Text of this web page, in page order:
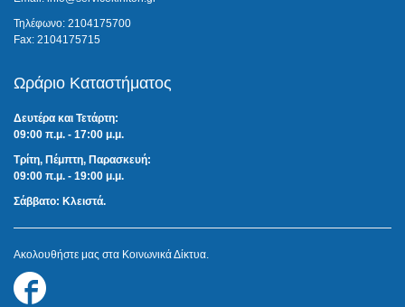
Τηλέφωνο: 2104175700
Fax: 2104175715
Ωράριο Καταστήματος
Δευτέρα και Τετάρτη:
09:00 π.μ. - 17:00 μ.μ.
Τρίτη, Πέμπτη, Παρασκευή:
09:00 π.μ. - 19:00 μ.μ.
Σάββατο: Κλειστά.
Ακολουθήστε μας στα Κοινωνικά Δίκτυα.
us